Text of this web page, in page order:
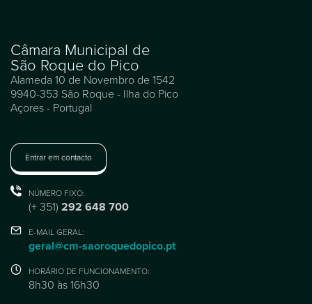
Câmara Municipal de
São Roque do Pico
Alameda 10 de Novembro de 1542
9940-353 São Roque - Ilha do Pico
Açores - Portugal
Entrar em contacto
NÚMERO FIXO:
(+ 351) 292 648 700
E-MAIL GERAL:
geral@cm-saoroquedopico.pt
HORÁRIO DE FUNCIONAMENTO:
8h30 às 16h30